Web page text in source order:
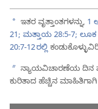
a ಇತರ ವೃತ್ತಾಂತಗಳನ್ನು, 1
21; ಮತ್ತಾಯ 28:5-7; ಲೂಕ
20:7-12 ರಲ್ಲಿ
b ನ್ಯಾಯವಿಚಾರಣೆಯ ದಿನ
ಕುರಿತಾದ ಹೆಚ್ಚಿನ ಮಾಹಿತಿಗಾಗಿ